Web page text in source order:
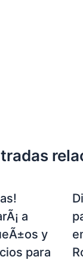
a
y
para